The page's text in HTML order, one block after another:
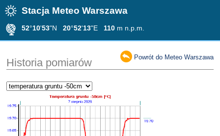
Stacja Meteo Warszawa
52°10'53"N 20°52'13"E 110 m n.p.m.
Powrót do Meteo Warszawa
Historia pomiarów